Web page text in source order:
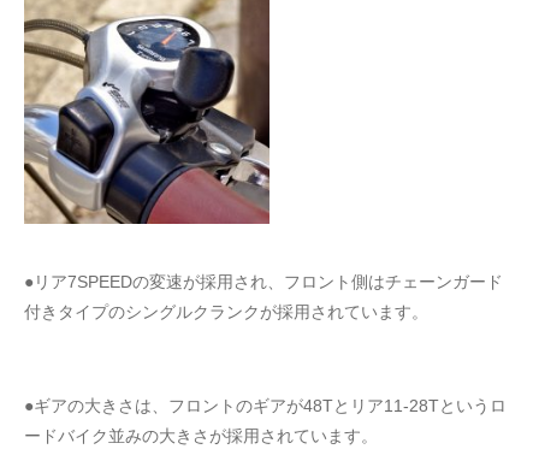
●リア7SPEEDの変速が採用され、フロント側はチェーンガード
付きタイプのシングルクランクが採用されています。
●ギアの大きさは、フロントのギアが48Tとリア11-28Tというロ
ードバイク並みの大きさが採用されています。